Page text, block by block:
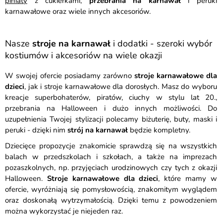
karnawałowe oraz wiele innych akcesoriów.
Nasze stroje na karnawał i dodatki - szeroki wybór
kostiumów i akcesoriów na wiele okazji
W swojej ofercie posiadamy zarówno stroje karnawałowe dla
dzieci, jak i stroje karnawałowe dla dorosłych. Masz do wyboru
kreacje superbohaterów, piratów, ciuchy w stylu lat 20.,
przebrania na Halloween i dużo innych możliwości. Do
uzupełnienia Twojej stylizacji polecamy biżuterię, buty, maski i
peruki - dzięki nim strój na karnawał będzie kompletny.
Dziecięce propozycje znakomicie sprawdzą się na wszystkich
balach w przedszkolach i szkołach, a także na imprezach
pozaszkolnych, np. przyjęciach urodzinowych czy tych z okazji
Halloween. Stroje karnawałowe dla dzieci, które mamy w
ofercie, wyróżniają się pomysłowością, znakomitym wyglądem
oraz doskonałą wytrzymałością. Dzięki temu z powodzeniem
można wykorzystać je niejeden raz.